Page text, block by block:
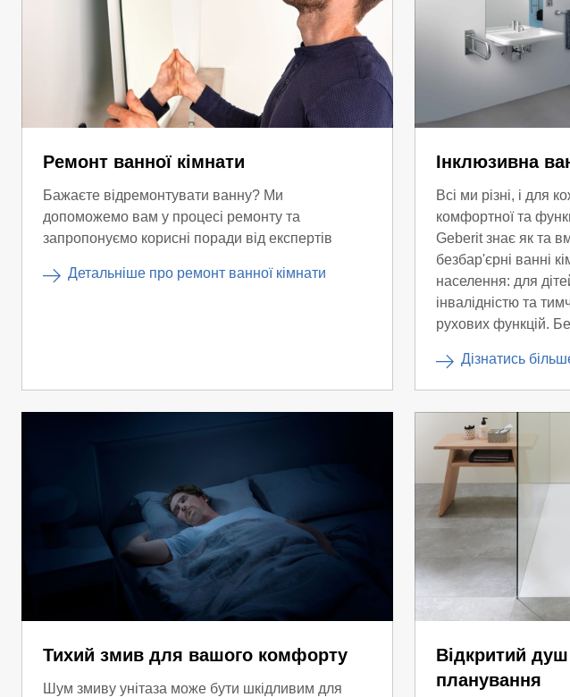
Ремонт ванної кімнати
Бажаєте відремонтувати ванну? Ми
допоможемо вам у процесі ремонту та
запропонуємо корисні поради від експертів
Детальніше про ремонт ванної кімнати
Інклюзивна
Всі ми різні, і для
комфортної та
Geberit знає як та
безбар'єрні ванні
населення: для
інвалідністю та
рухових функцій.
Дізнатись
Тихий змив для вашого комфорту
Шум змиву унітаза може бути шкідливим для
Відкритий
планування